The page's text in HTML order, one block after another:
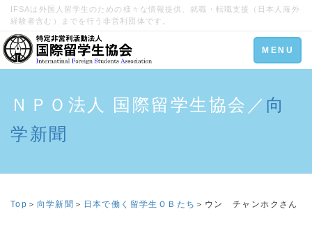
IFSAは外国人留学生のための様々な情報提供、就職・転職支援（日本人海外
経験者含む）までを行う非営利団体です。
Toggle
navigation
MENU
ＮＰＯ法人 国際留学生協会／ 向
学新聞
Top ＞ 向学新聞 ＞ 日本で働く留学生ＯＢたち ＞ウン チャンホクさん